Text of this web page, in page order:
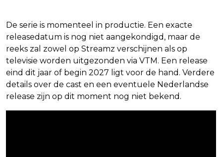
De serie is momenteel in productie. Een exacte
releasedatum is nog niet aangekondigd, maar de
reeks zal zowel op Streamz verschijnen als op
televisie worden uitgezonden via VTM. Een release
eind dit jaar of begin 2027 ligt voor de hand. Verdere
details over de cast en een eventuele Nederlandse
release zijn op dit moment nog niet bekend.